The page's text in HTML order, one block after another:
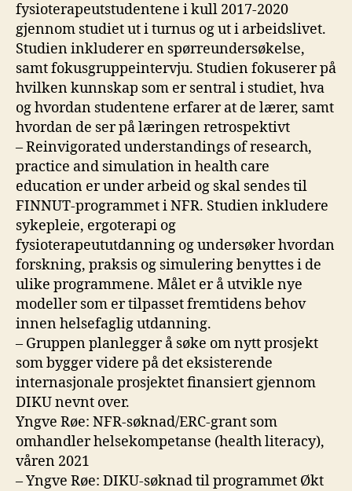
fysioterapeutstudentene i kull 2017-2020
gjennom studiet ut i turnus og ut i arbeidslivet.
Studien inkluderer en spørreundersøkelse,
samt fokusgruppeintervju. Studien fokuserer på
hvilken kunnskap som er sentral i studiet, hva
og hvordan studentene erfarer at de lærer, samt
hvordan de ser på læringen retrospektivt
– Reinvigorated understandings of research,
practice and simulation in health care
education er under arbeid og skal sendes til
FINNUT-programmet i NFR. Studien inkludere
sykepleie, ergoterapi og
fysioterapeututdanning og undersøker hvordan
forskning, praksis og simulering benyttes i de
ulike programmene. Målet er å utvikle nye
modeller som er tilpasset fremtidens behov
innen helsefaglig utdanning.
– Gruppen planlegger å søke om nytt prosjekt
som bygger videre på det eksisterende
internasjonale prosjektet finansiert gjennom
DIKU nevnt over.
Yngve Røe: NFR-søknad/ERC-grant som
omhandler helsekompetanse (health literacy),
våren 2021
– Yngve Røe: DIKU-søknad til programmet Økt